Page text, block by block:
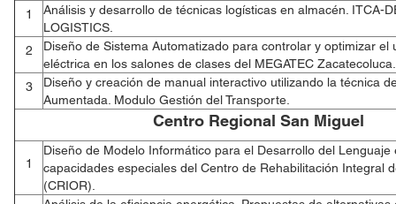
1
Análisis y desarrollo de técnicas logísticas en almacén. ITCA-
LOGISTICS.
2
Diseño de Sistema Automatizado para controlar y optimizar el
eléctrica en los salones de clases del MEGATEC Zacatecoluca.
3
Diseño y creación de manual interactivo utilizando la técnica
Aumentada. Modulo Gestión del Transporte.
Centro Regional San Miguel
1
Diseño de Modelo Informático para el Desarrollo del Lenguaje
capacidades especiales del Centro de Rehabilitación Integral
(CRIOR).